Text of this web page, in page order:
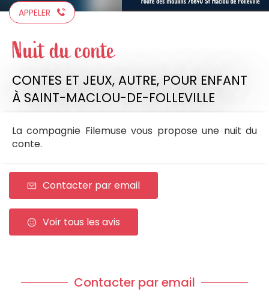
APPELER
Nuit du conte
CONTES ET JEUX, AUTRE, POUR ENFANT
À SAINT-MACLOU-DE-FOLLEVILLE
La compagnie Filemuse vous propose une nuit du
conte.
Contacter par email
Voir tous les avis
Contacter par email